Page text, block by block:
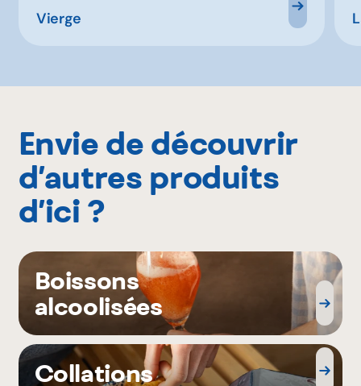
Vierge
Envie de découvrir
d’autres produits
d’ici ?
Boissons
alcoolisées
Collations